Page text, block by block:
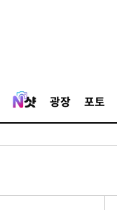
광장 포토